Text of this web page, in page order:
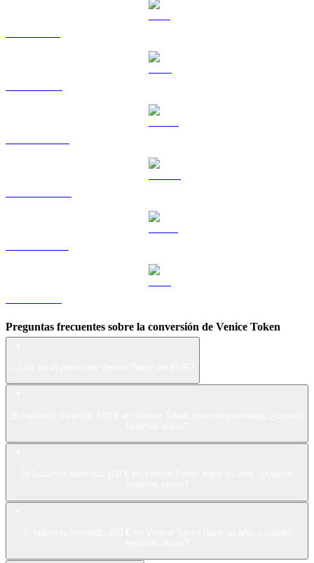
Preguntas frecuentes sobre la conversión de Venice Token